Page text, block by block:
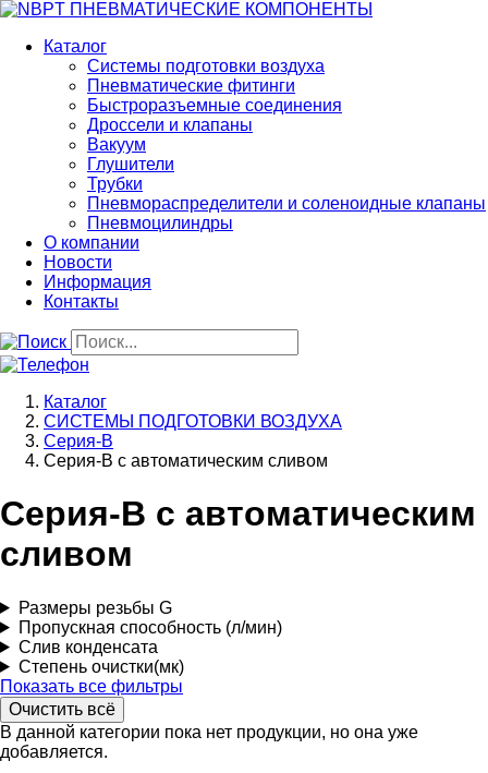
Перейти
основному
содержанию
Каталог
Системы подготовки воздуха
Пневматические фитинги
Быстроразъемные соединения
Дроссели и клапаны
Вакуум
Глушители
Трубки
Пневмораспределители и соленоидные клапаны
Пневмоцилиндры
О компании
Новости
Информация
Контакты
Строка
навигации
Каталог
СИСТЕМЫ ПОДГОТОВКИ ВОЗДУХА
Серия-В
Серия-В с автоматическим сливом
Серия-В с автоматическим
сливом
Размеры резьбы G
Пропускная способность (л/мин)
Слив конденсата
Степень очистки(мк)
Показать все фильтры
В данной категории пока нет продукции, но она уже
добавляется.